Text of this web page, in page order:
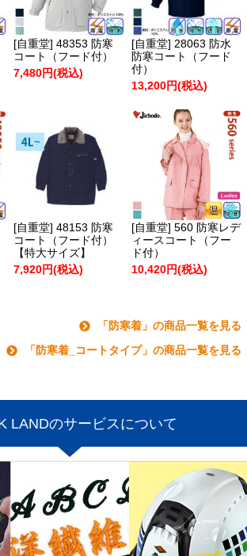
[自重堂] 48353 防寒
コート（フード付）
7,480円(税込)
[自重堂] 28063 防水
防寒コート（フード
付）
13,200円(税込)
[自重堂] 48153 防寒
コート（フード付）
【特大サイズ】
7,920円(税込)
[自重堂] 560 防寒レデ
ィースコート（フー
ド付）
10,420円(税込)
「防寒着」の商品一覧を見る
「防寒着_コートタイプ」の商品一覧を見る
LANDのサービスについて